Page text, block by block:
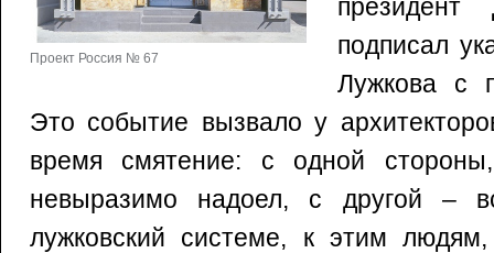
Проект Россия № 67
президент
подписал
Лужкова с
Это событие вызвало у
время смятение: с одной
невыразимо надоел, с другой –
лужковский системе, к этим